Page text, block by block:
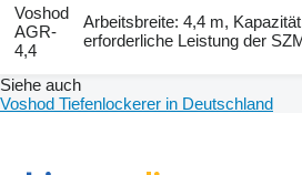
Voshod
AGR-
4,4
Arbeitsbreite: 4,4 m,
erforderliche Leistung der
Siehe auch
Voshod Tiefenlockerer in Deutschland